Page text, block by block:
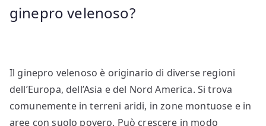
ginepro velenoso?
Il ginepro velenoso è originario di diverse regioni
dell’Europa, dell’Asia e del Nord America. Si trova
comunemente in terreni aridi, in zone montuose e in
aree con suolo povero. Può crescere in modo